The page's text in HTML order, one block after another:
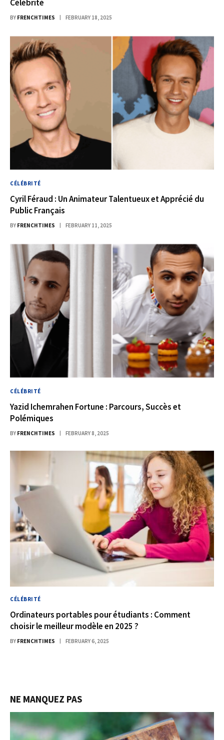
Célébrité
BY FRENCHTIMES FEBRUARY 18, 2025
CÉLÉBRITÉ
Cyril Féraud : Un Animateur Talentueux et Apprécié du
Public Français
BY FRENCHTIMES FEBRUARY 11, 2025
CÉLÉBRITÉ
Yazid Ichemrahen Fortune : Parcours, Succès et
Polémiques
BY FRENCHTIMES FEBRUARY 8, 2025
CÉLÉBRITÉ
Ordinateurs portables pour étudiants : Comment
choisir le meilleur modèle en 2025 ?
BY FRENCHTIMES FEBRUARY 6, 2025
NE MANQUEZ PAS